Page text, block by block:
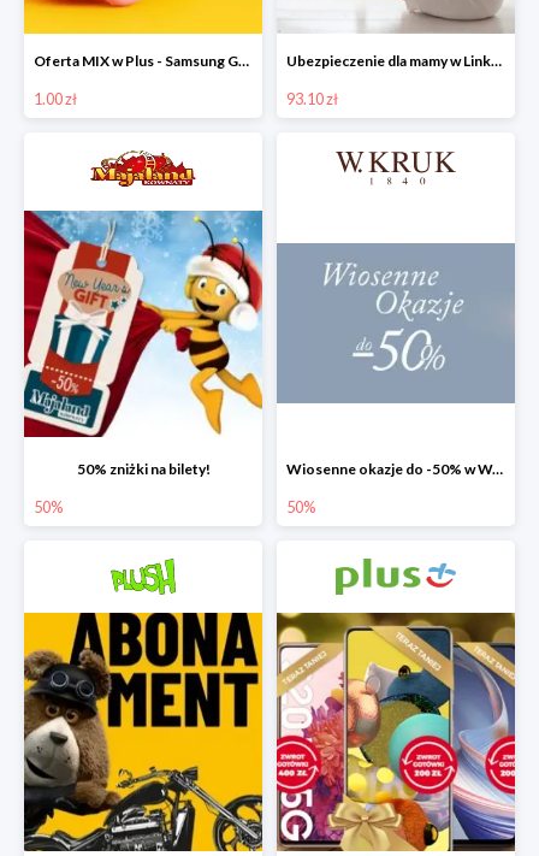
Oferta MIX w Plus - Samsung Galaxy A10 od 1 zł.
1.00 zł
Ubezpieczenie dla mamy w Link4 Mama od 93,10 zł rocznie
93.10 zł
50% zniżki na bilety!
50%
Wiosenne okazje do -50% w W.KRUK
50%